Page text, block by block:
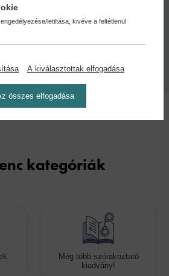
200
kategóriák
Még több szórakoztató
kiadvány!
letiltása, kivéve a feltétlenül
A kiválasztottak elfogadása
összes elfogadása